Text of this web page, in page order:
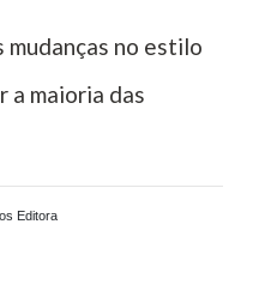
mudanças no estilo
a maioria das
Editora